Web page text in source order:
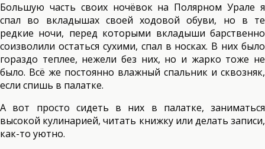
Большую часть своих ночёвок на Полярном Урале я
спал во вкладышах своей ходовой обуви, но в те
редкие ночи, перед которыми вкладыши барственно
соизволили остаться сухими, спал в носках. В них было
гораздо теплее, нежели без них, но и жарко тоже не
было. Всё же постоянно влажный спальник и сквозняк,
если спишь в палатке.
А вот просто сидеть в них в палатке, заниматься
высокой кулинарией, читать книжку или делать записи,
как-то уютно.